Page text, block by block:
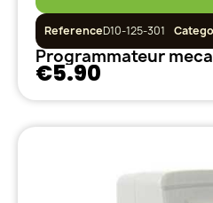
ReferenceD10-125-301
Programmateur
€5.90